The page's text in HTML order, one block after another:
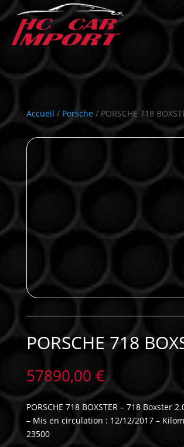
Accueil / Porsche/ PORSCHE 718
PORSCHE 718
57890,00 €
PORSCHE 718 BOXSTER – 718 Boxster
– Mis en circulation : 12/12/2017 –
23500